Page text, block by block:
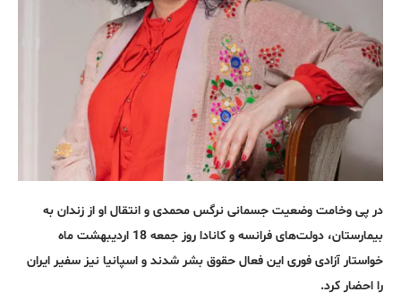
در پی وخامت وضعیت جسمانی نرگس محمدی و انتقال او از زندان به
بیمارستان، دولت‌های فرانسه و کانادا روز جمعه 18 اردیبهشت ماه
خواستار آزادی فوری این فعال حقوق بشر شدند و اسپانیا نیز سفیر ایران
را احضار کرد.